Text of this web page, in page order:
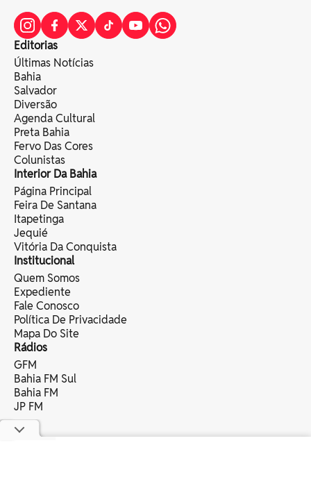
Editorias
Últimas Notícias
Bahia
Salvador
Diversão
Agenda Cultural
Preta Bahia
Fervo Das Cores
Colunistas
Interior Da Bahia
Página Principal
Feira De Santana
Itapetinga
Jequié
Vitória Da Conquista
Institucional
Quem Somos
Expediente
Fale Conosco
Política De Privacidade
Mapa Do Site
Rádios
GFM
Bahia FM Sul
Bahia FM
JP FM